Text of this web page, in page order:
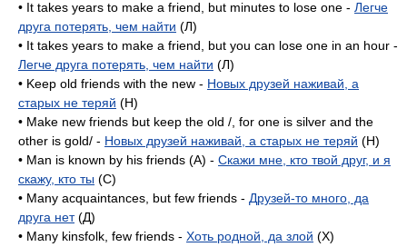
• It takes years to make a friend, but minutes to lose one - Легче
друга потерять, чем найти (Л)
• It takes years to make a friend, but you can lose one in an hour -
Легче друга потерять, чем найти (Л)
• Keep old friends with the new - Новых друзей наживай, а
старых не теряй (H)
• Make new friends but keep the old /, for one is silver and the
other is gold/ - Новых друзей наживай, а старых не теряй (H)
• Man is known by his friends (A) - Скажи мне, кто твой друг, и я
скажу, кто ты (C)
• Many acquaintances, but few friends - Друзей-то много, да
друга нет(Д)
• Many kinsfolk, few friends - Хоть родной, да злой (X)